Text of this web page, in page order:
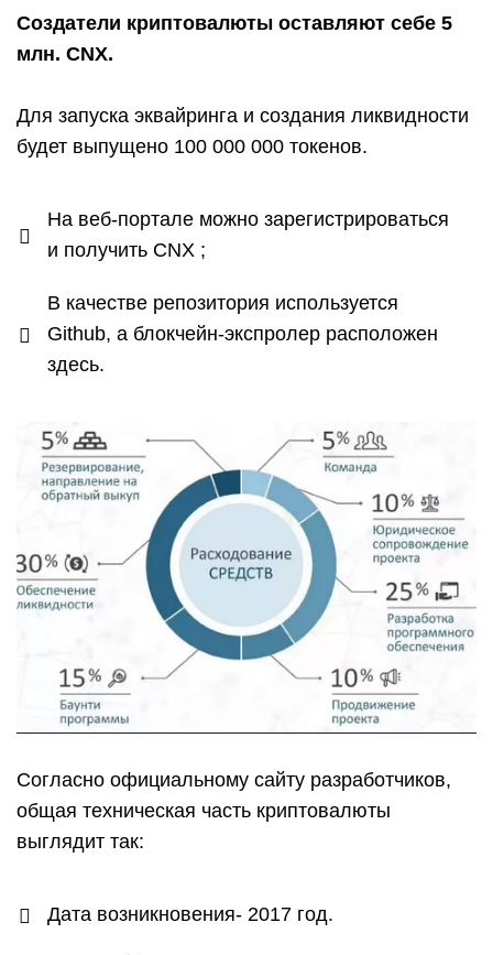
Создатели криптовалюты оставляют себе 5
млн. CNX.
Для запуска эквайринга и создания ликвидности
будет выпущено 100 000 000 токенов.
На веб-портале можно зарегистрироваться
и получить CNX ;
В качестве репозитория используется
Github, а блокчейн-экспролер расположен
здесь.
Согласно официальному сайту разработчиков,
общая техническая часть криптовалюты
выглядит так:
Дата возникновения- 2017 год.